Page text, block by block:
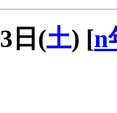
日(土) [n